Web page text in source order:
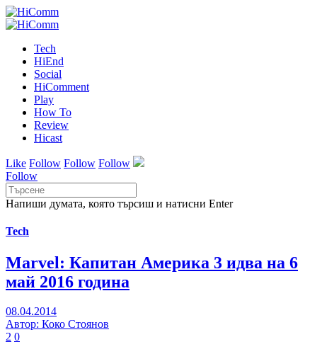
Tech
HiEnd
Social
HiComment
Play
How To
Review
Hicast
Like Follow Follow Follow
Follow
Напиши думата, която търсиш и натисни Enter
Tech
Marvel: Капитан Америка 3 идва на 6
май 2016 година
08.04.2014
Автор: Коко Стоянов
2 0